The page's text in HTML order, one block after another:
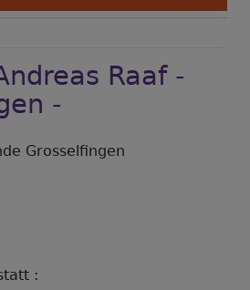
Raaf -
-
Grosselfingen
: